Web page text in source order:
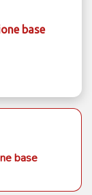
base
base